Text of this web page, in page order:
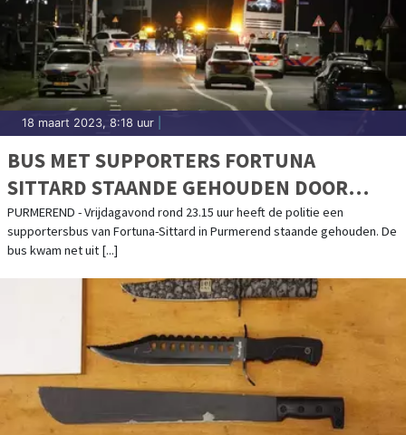
18 maart 2023, 8:18 uur
BUS MET SUPPORTERS FORTUNA
SITTARD STAANDE GEHOUDEN DOOR
POLITIEMACHT
PURMEREND - Vrijdagavond rond 23.15 uur heeft de politie een
supportersbus van Fortuna-Sittard in Purmerend staande gehouden. De
bus kwam net uit [...]